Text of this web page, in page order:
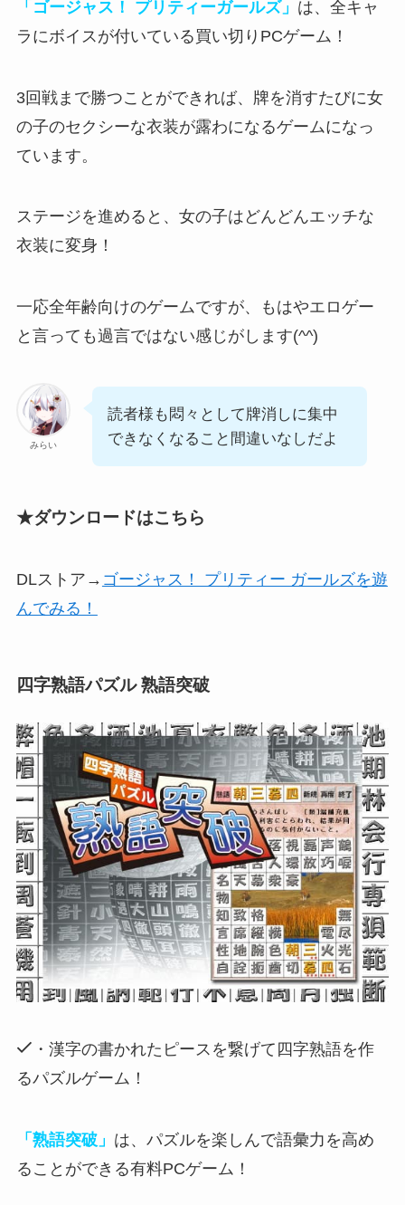
「ゴージャス！ プリティーガールズ」 は、全キャ
ラにボイスが付いている買い切りPCゲーム！
3回戦まで勝つことができれば、牌を消すたびに女
の子のセクシーな衣装が露わになるゲームになっ
ています。
ステージを進めると、 女の子はどんどんエッチな
衣装に変身 ！
一応全年齢向けのゲームですが、もはやエロゲー
と言っても過言ではない感じがします(^^)
みらい
読者様も悶々として牌消しに集中
できなくなること間違いなしだよ
★ダウンロードはこちら
DLストア→ ゴージャス！ プリティー ガールズを遊
んでみる！
四字熟語パズル 熟語突破
・漢字の書かれたピースを繋げて四字熟語を作
るパズルゲーム！
「熟語突破」 は、パズルを楽しんで語彙力を高め
ることができる有料PCゲーム！